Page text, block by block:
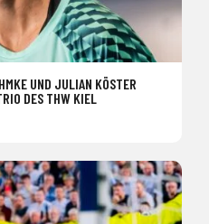
UND JULIAN KÖSTER
DES THW KIEL